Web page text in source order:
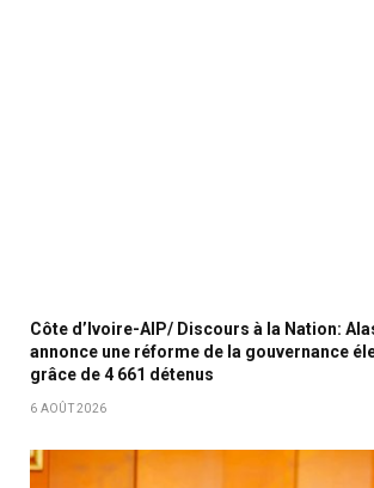
Côte d’Ivoire-AIP/ Discours à la Nation:
annonce une réforme de la gouvernance
grâce de 4 661 détenus
6 AOÛT 2026